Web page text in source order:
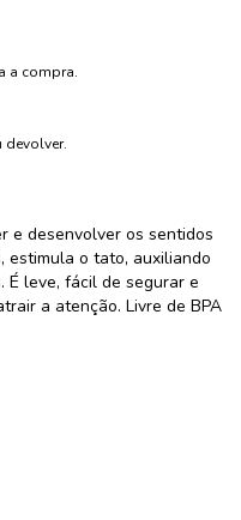
a compra.
devolver.
e desenvolver os sentidos
estimula o tato, auxiliando
É leve, fácil de segurar e
a atenção. Livre de BPA